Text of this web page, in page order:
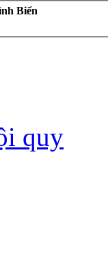
Biển
quy